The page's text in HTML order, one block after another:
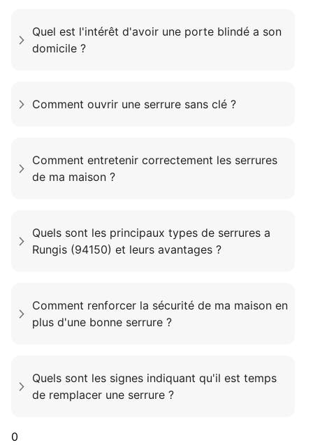
Quel est l'intérêt d'avoir une porte blindé a son
domicile ?
Comment ouvrir une serrure sans clé ?
Comment entretenir correctement les serrures
de ma maison ?
Quels sont les principaux types de serrures a
Rungis (94150) et leurs avantages ?
Comment renforcer la sécurité de ma maison en
plus d'une bonne serrure ?
Quels sont les signes indiquant qu'il est temps
de remplacer une serrure ?
0